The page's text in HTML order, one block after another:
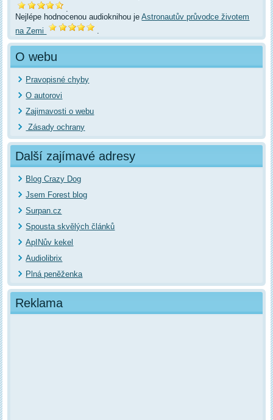
Nejlépe hodnocenou audioknihou jeAstronautův průvodce životem
na Zemi
O webu
Pravopisné chyby
O autorovi
Zajimavosti o webu
Zásady ochrany
Další zajímavé adresy
Blog Crazy Dog
Jsem Forest blog
Surpan.cz
Spousta skvělých článků
ApINův kekel
Audiolibrix
Plná peněženka
Reklama